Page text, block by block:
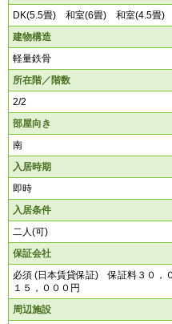
DK(5.5畳) 和室(6畳) 和室(4.5畳)
建物構造
軽量鉄骨
所在階／階数
2/2
部屋向き
南
入居時期
即時
入居条件
二人(可)
保証会社
必須 (日本賃貸保証) 保証料３０
１５，０００円
周辺施設